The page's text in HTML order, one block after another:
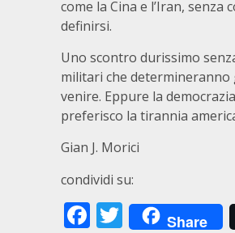
come la Cina e l’Iran,
definirsi.
Uno scontro durissimo
militari che
venire. Eppure la
preferisco la tirannia
Gian J. Morici
condividi su:
Facebook
Twitter
Share